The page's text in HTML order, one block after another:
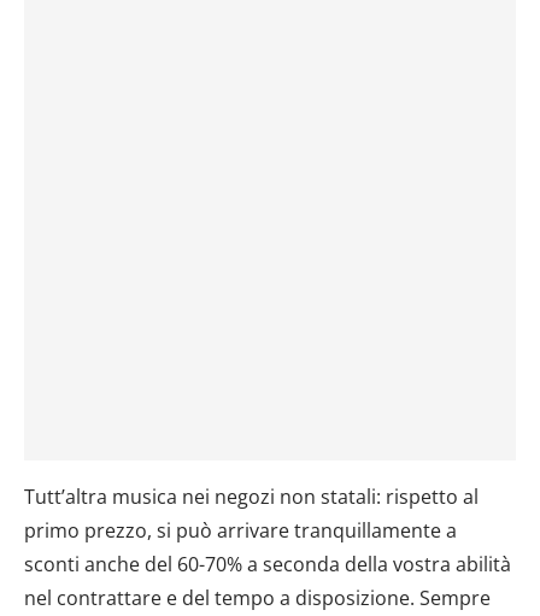
Tutt’altra musica nei negozi non statali: rispetto al
primo prezzo, si può arrivare tranquillamente a
sconti anche del 60-70% a seconda della vostra abilità
nel contrattare e del tempo a disposizione. Sempre